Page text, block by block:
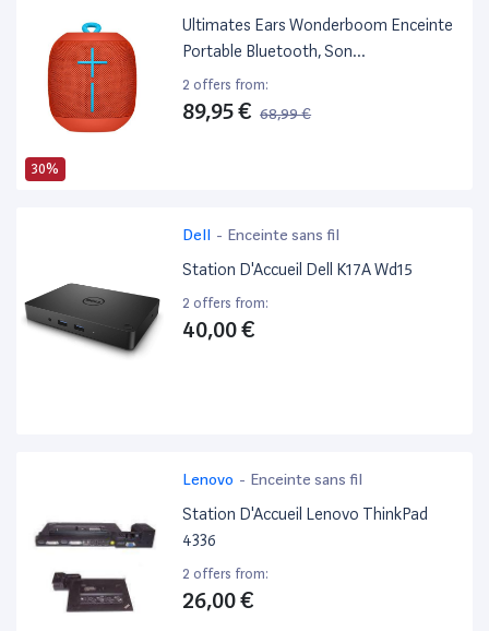
30%
Ultimates Ears Wonderboom Enceinte
Portable Bluetooth, Son
Étonnamment Puissant, Etanche,
Connectez Deux Enceintes Pour Un
2 offers from:
89,95 € 68,99 €
Dell - Enceinte sans fil
Station D'Accueil Dell K17A Wd15
2 offers from:
40,00 €
Lenovo - Enceinte sans fil
Station D'Accueil Lenovo ThinkPad
4336
2 offers from:
26,00 €